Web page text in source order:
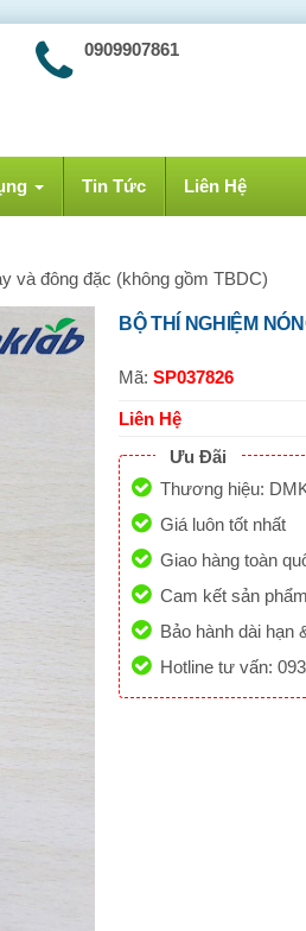
0909907861
Tin Tức Liên Hệ
và đông đặc (không gồm TBDC)
BỘ THÍ NGHIỆM
Mã: SP037826
Liên Hệ
Ưu Đãi
Thương hiệu:
Giá luôn tốt nhất
Giao hàng toàn
Cam kết sản
Bảo hành dài hạn
Hotline tư vấn: